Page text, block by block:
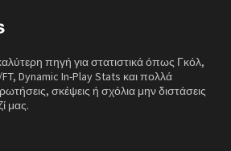
πηγή για στατιστικά όπως Γκόλ,
Dynamic In-Play Stats και πολλά
σκέψεις ή σχόλια μην διστάσεις
μας.